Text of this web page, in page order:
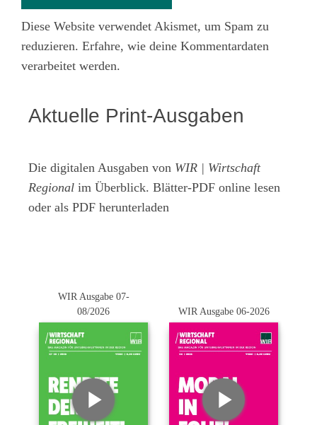
Diese Website verwendet Akismet, um Spam zu
reduzieren. Erfahre, wie deine Kommentardaten
verarbeitet werden.
Aktuelle Print-Ausgaben
Die digitalen Ausgaben von WIR | Wirtschaft
Regional im Überblick. Blätter-PDF online lesen
oder als PDF herunterladen
WIR Ausgabe 07-
08/2026
WIR Ausgabe 06-2026